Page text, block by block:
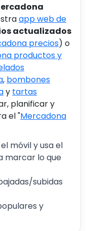
app web de
actualizados
precios) o
productos y
, bombones
y tartas
planificar y
el "Mercadona
móvil y usa el
marcar lo que
subidas
y